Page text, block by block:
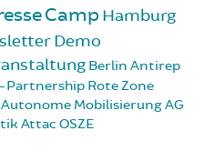
CampHamburg
Demo
Berlin Antirep
Rote Zone
Autonome MobilisierungAG
Attac OSZE